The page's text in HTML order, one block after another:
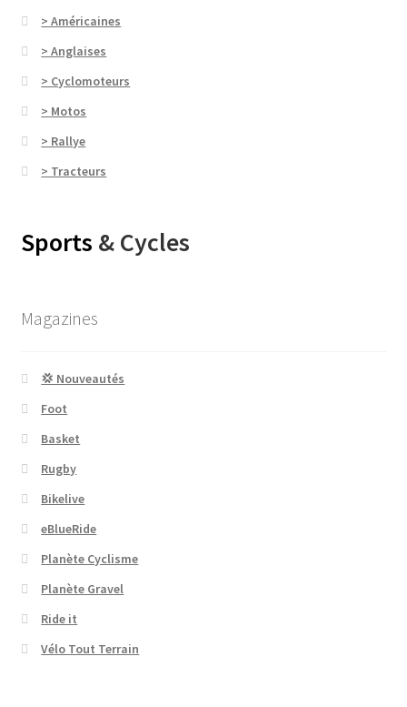
> Américaines
> Anglaises
> Cyclomoteurs
> Motos
> Rallye
> Tracteurs
Sports & Cycles
Magazines
💢 Nouveautés
Foot
Basket
Rugby
Bikelive
eBlueRide
Planète Cyclisme
Planète Gravel
Ride it
Vélo Tout Terrain